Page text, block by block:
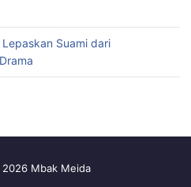
Suami dari
Mbak Meida